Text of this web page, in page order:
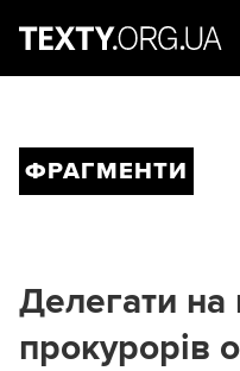
ФРАГМЕНТИ
Делегати на
прокурорів